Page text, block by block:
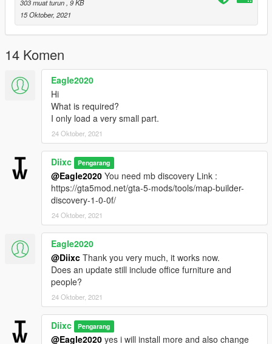
303 muat turun , 9 KB
15 Oktober, 2021
14 Komen
Eagle2020
Hi
What is required?
I only load a very small part.
24 Oktober, 2021
Diixc Pengarang
@Eagle2020 You need mb discovery Link :
https://gta5mod.net/gta-5-mods/tools/map-builder-
discovery-1-0-0f/
24 Oktober, 2021
Eagle2020
@Diixc Thank you very much, it works now.
Does an update still include office furniture and
people?
24 Oktober, 2021
Diixc Pengarang
@Eagle2020 yes i will install more and also change